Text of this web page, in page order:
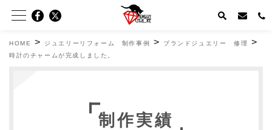
HOME > ジュエリーリフォーム 制作事例 > ブランドジュエリー 修理 >
時計のチャームが完成しました。
制作実績